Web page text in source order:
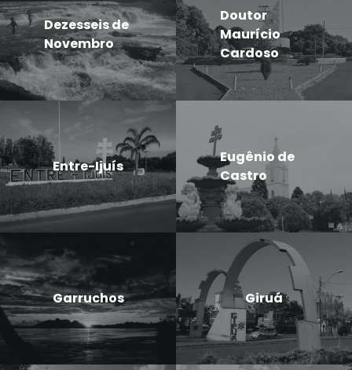
Dezesseis de
Novembro
Doutor
Maurício
Cardoso
Entre-Ijuís
Eugênio de
Castro
Garruchos Giruá